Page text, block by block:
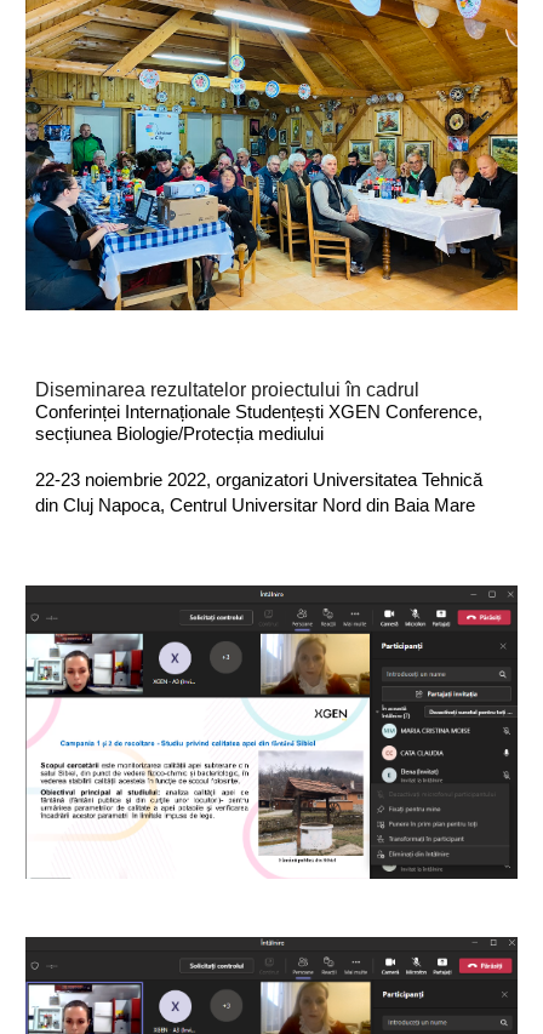
Diseminarea rezultatelor proiectului în cadrul
Conferinței Internaționale Studențești XGEN Conference,
secțiunea Biologie/Protecția mediului
22-23 noiembrie 2022, organizatori Universitatea Tehnică
din Cluj Napoca, Centrul Universitar Nord din Baia Mare